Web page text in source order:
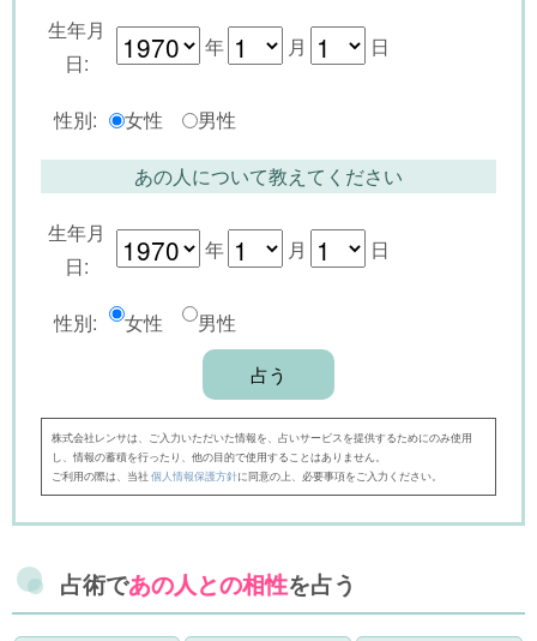
生年月
日:
年 月 日
性別: 女性 男性
あの人について教えてください
生年月
日:
年 月 日
性別: 女性 男性
株式会社レンサは、ご入力いただいた情報を、占いサービスを提供するためにのみ使用
し、情報の蓄積を行ったり、他の目的で使用することはありません。
ご利用の際は、当社 個人情報保護方針に同意の上、必要事項をご入力ください。
占術であの人との相性を占う